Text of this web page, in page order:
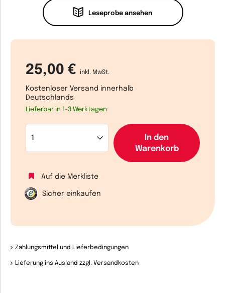
Leseprobe ansehen
25,00 € inkl. MwSt.
Kostenloser Versand innerhalb
Deutschlands
Lieferbar in 1-3 Werktagen
In den
Warenkorb
Auf die Merkliste
Sicher einkaufen
Zahlungsmittel und Lieferbedingungen
Lieferung ins Ausland zzgl. Versandkosten